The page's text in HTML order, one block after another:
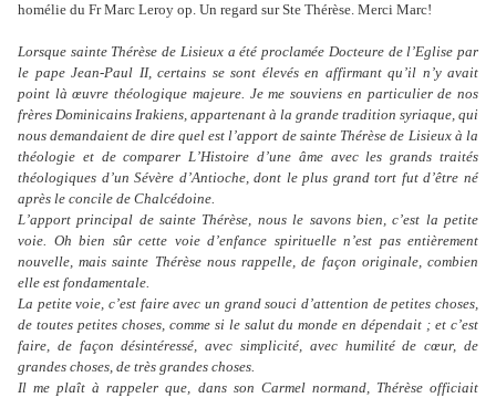
homélie du Fr Marc Leroy op. Un regard sur Ste Thérèse. Merci Marc!
Lorsque sainte Thérèse de Lisieux a été proclamée Docteure de l’Eglise par
le pape Jean-Paul II, certains se sont élevés en affirmant qu’il n’y avait
point là œuvre théologique majeure. Je me souviens en particulier de nos
frères Dominicains Irakiens, appartenant à la grande tradition syriaque, qui
nous demandaient de dire quel est l’apport de sainte Thérèse de Lisieux à la
théologie et de comparer L’Histoire d’une âme avec les grands traités
théologiques d’un Sévère d’Antioche, dont le plus grand tort fut d’être né
après le concile de Chalcédoine.
L’apport principal de sainte Thérèse, nous le savons bien, c’est la petite
voie. Oh bien sûr cette voie d’enfance spirituelle n’est pas entièrement
nouvelle, mais sainte Thérèse nous rappelle, de façon originale, combien
elle est fondamentale.
La petite voie, c’est faire avec un grand souci d’attention de petites choses,
de toutes petites choses, comme si le salut du monde en dépendait ; et c’est
faire, de façon désintéressé, avec simplicité, avec humilité de cœur, de
grandes choses, de très grandes choses.
Il me plaît à rappeler que, dans son Carmel normand, Thérèse officiait